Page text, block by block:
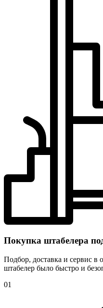
Покупка штабелера
Подбор, доставка и сервис в
штабелер было быстро и
01